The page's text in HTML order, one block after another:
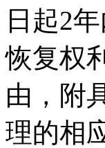
日起2
恢复权
由，附
理的相